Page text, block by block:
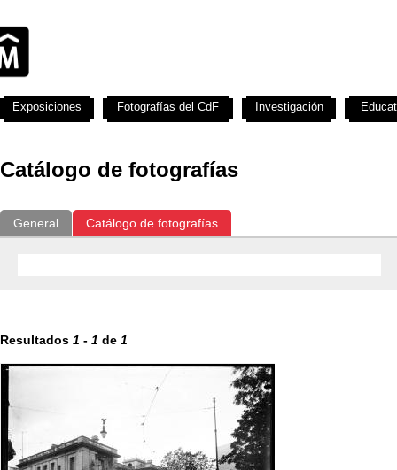
Catálogo de fotografías
General Catálogo de fotografías
Resultados 1 - 1 de 1
Exposiciones Fotografías del CdF Investigación